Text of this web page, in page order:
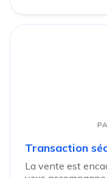
Transaction
La vente est